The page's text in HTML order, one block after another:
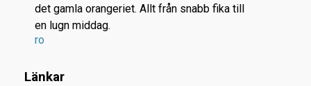
ro
det gamla orangeriet. Allt från snabb fika till
en lugn middag.
Länkar